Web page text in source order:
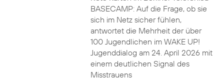
BASECAMP: Auf die Frage, ob sie
sich im Netz sicher fühlen,
antwortet die Mehrheit der über
100 Jugendlichen im WAKE UP!
Jugenddialog am 24. April 2026 mit
einem deutlichen Signal des
Misstrauens